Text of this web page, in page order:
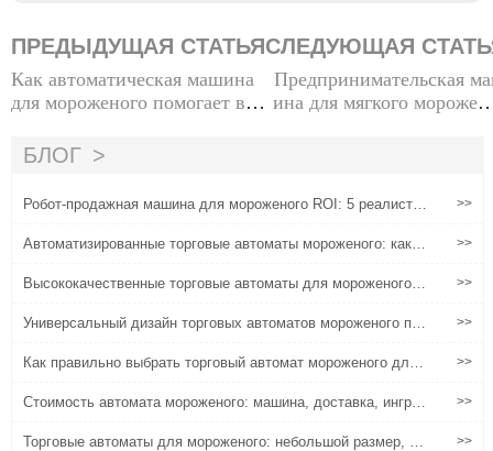
ПРЕДЫДУЩАЯ СТАТЬЯ
Как автоматическая машина
для мороженого помогает ва
и увеличить продажи
СЛЕДУЮЩАЯ
Предпринимательская
ина для мягкого
БЛОГ
Робот-продажная машина для мороженого ROI: 5 реалисти
трафика
>>
Автоматизированные торговые автоматы мороженого: как у
>>
Высококачественные торговые автоматы для мороженого:
и
>>
Универсальный дизайн торговых автоматов мороженого поз
>>
Как правильно выбрать торговый автомат мороженого для
>>
Стоимость автомата мороженого: машина, доставка, ингре
>>
Торговые автоматы для мороженого: небольшой размер, бо
>>